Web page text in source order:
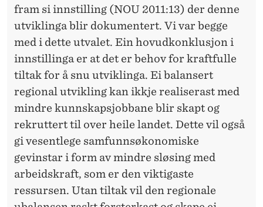
fram si innstilling (NOU 2011:13) der denne
utviklinga blir dokumentert. Vi var begge
med i dette utvalet. Ein hovudkonklusjon i
innstillinga er at det er behov for kraftfulle
tiltak for å snu utviklinga. Ei balansert
regional utvikling kan ikkje realiserast med
mindre kunnskapsjobbane blir skapt og
rekruttert til over heile landet. Dette vil også
gi vesentlege samfunnsøkonomiske
gevinstar i form av mindre sløsing med
arbeidskraft, som er den viktigaste
ressursen. Utan tiltak vil den regionale